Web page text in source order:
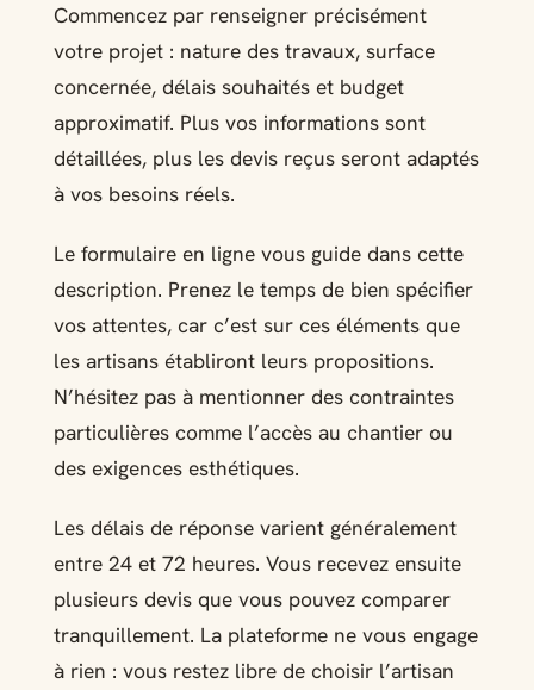
Commencez par renseigner précisément
votre projet : nature des travaux, surface
concernée, délais souhaités et budget
approximatif. Plus vos informations sont
détaillées, plus les devis reçus seront adaptés
à vos besoins réels.
Le formulaire en ligne vous guide dans cette
description. Prenez le temps de bien spécifier
vos attentes, car c’est sur ces éléments que
les artisans établiront leurs propositions.
N’hésitez pas à mentionner des contraintes
particulières comme l’accès au chantier ou
des exigences esthétiques.
Les délais de réponse varient généralement
entre 24 et 72 heures. Vous recevez ensuite
plusieurs devis que vous pouvez comparer
tranquillement. La plateforme ne vous engage
à rien : vous restez libre de choisir l’artisan